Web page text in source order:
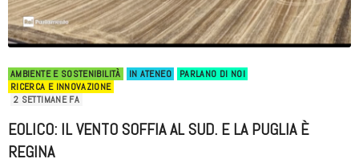
AMBIENTE E SOSTENIBILITÀ IN ATENEO
PARLANO DI NOI
RICERCA E INNOVAZIONE
2 SETTIMANE FA
EOLICO: IL VENTO SOFFIA AL SUD. E LA PUGLIA È
REGINA